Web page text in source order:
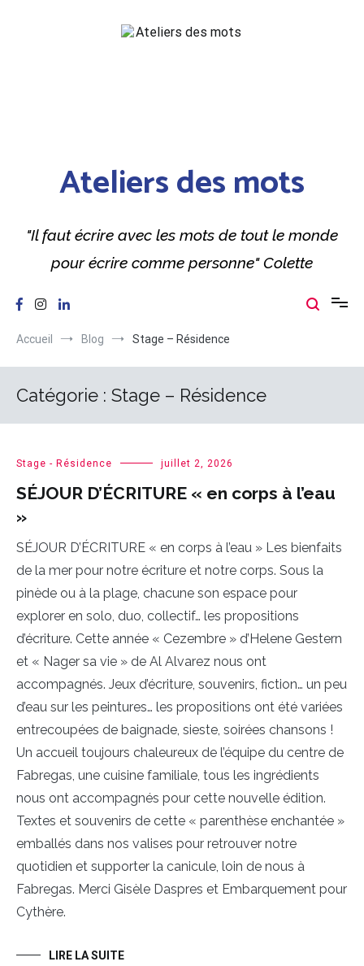
Ateliers des mots
"Il faut écrire avec les mots de tout le monde
pour écrire comme personne" Colette
Accueil Blog Stage – Résidence
Catégorie : Stage – Résidence
Stage - Résidence juillet 2, 2026
SÉJOUR D’ÉCRITURE « en corps à l’eau
»
SÉJOUR D’ÉCRITURE « en corps à l’eau » Les bienfaits
de la mer pour notre écriture et notre corps. Sous la
pinède ou à la plage, chacune son espace pour
explorer en solo, duo, collectif… les propositions
d’écriture. Cette année « Cezembre » d’Helene Gestern
et « Nager sa vie » de Al Alvarez nous ont
accompagnés. Jeux d’écriture, souvenirs, fiction… un peu
d’eau sur les peintures… les propositions ont été variées
entrecoupées de baignade, sieste, soirées chansons !
Un accueil toujours chaleureux de l’équipe du centre de
Fabregas, une cuisine familiale, tous les ingrédients
nous ont accompagnés pour cette nouvelle édition.
Textes et souvenirs de cette « parenthèse enchantée »
emballés dans nos valises pour retrouver notre
quotidien et supporter la canicule, loin de nous à
Fabregas. Merci Gisèle Daspres et Embarquement pour
Cythère.
LIRE LA SUITE